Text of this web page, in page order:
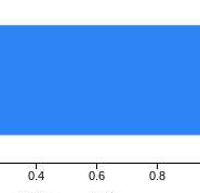
0.4 0.6 0.8